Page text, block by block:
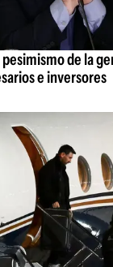
de la
e inversores